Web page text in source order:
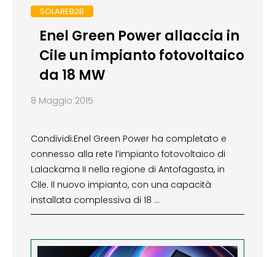
SOLAREB2B
Enel Green Power allaccia in
Cile un impianto fotovoltaico
da 18 MW
8 Maggio 2015
Condividi:Enel Green Power ha completato e
connesso alla rete l’impianto fotovoltaico di
Lalackama II nella regione di Antofagasta, in
Cile. Il nuovo impianto, con una capacità
installata complessiva di 18 …